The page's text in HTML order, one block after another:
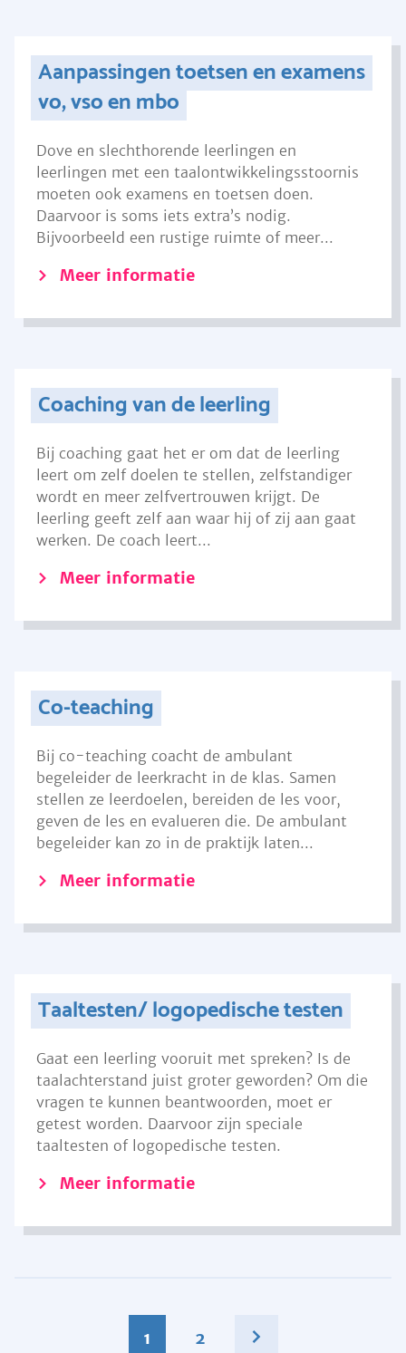
Aanpassingen toetsen en examens
vo, vso en mbo
Dove en slechthorende leerlingen en
leerlingen met een taalontwikkelingsstoornis
moeten ook examens en toetsen doen.
Daarvoor is soms iets extra’s nodig.
Bijvoorbeeld een rustige ruimte of meer...
Meer informatie
Coaching van de leerling
Bij coaching gaat het er om dat de leerling
leert om zelf doelen te stellen, zelfstandiger
wordt en meer zelfvertrouwen krijgt. De
leerling geeft zelf aan waar hij of zij aan gaat
werken. De coach leert...
Meer informatie
Co-teaching
Bij co-teaching coacht de ambulant
begeleider de leerkracht in de klas. Samen
stellen ze leerdoelen, bereiden de les voor,
geven de les en evalueren die. De ambulant
begeleider kan zo in de praktijk laten...
Meer informatie
Taaltesten/ logopedische testen
Gaat een leerling vooruit met spreken? Is de
taalachterstand juist groter geworden? Om die
vragen te kunnen beantwoorden, moet er
getest worden. Daarvoor zijn speciale
taaltesten of logopedische testen.
Meer informatie
1 2